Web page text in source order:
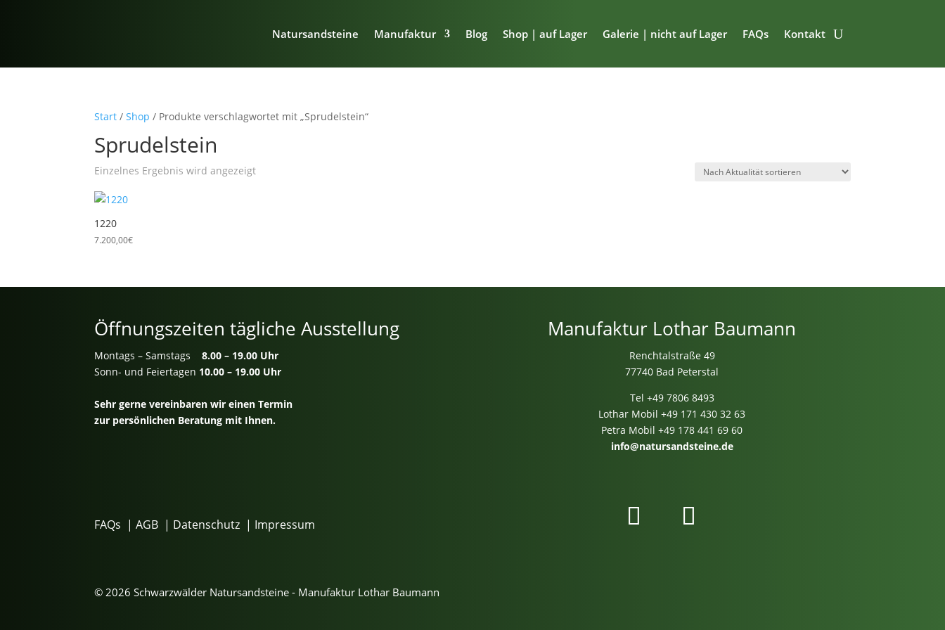
Natursandsteine Manufaktur Blog Shop | auf Lager Galerie | nicht auf Lager FAQs Kontakt
Start /Shop / Produkte verschlagwortet mit „Sprudelstein“
Sprudelstein
Einzelnes Ergebnis wird angezeigt
1220
7.200,00€
Öffnungszeiten tägliche Ausstellung
Montags – Samstags8.00 – 19.00 Uhr
Sonn- und Feiertagen 10.00 – 19.00 Uhr
Sehr gerne vereinbaren wir einen Termin
zur persönlichen Beratung mit Ihnen.
Manufaktur Lothar Baumann
Renchtalstraße 49
77740 Bad Peterstal
Tel +49 7806 8493
Lothar Mobil+49 171 430 32 63
Petra Mobil+49 178 441 69 60
info@natursandsteine.de
FAQs |AGB | Datenschutz | Impressum
© 2026 Schwarzwälder Natursandsteine - Manufaktur Lothar Baumann